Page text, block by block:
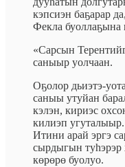
кэпсиэн бaҕapap
Фекла буоллаҕынa
«Сарсын
саныыр уолчаан.
Oҕoлop дьиэтэ-
саныы утуйан
кэлэн, кириэс
килиэп
Итини арай эргэ
сырдыгын туһэрэр
көрөрө буолуо.